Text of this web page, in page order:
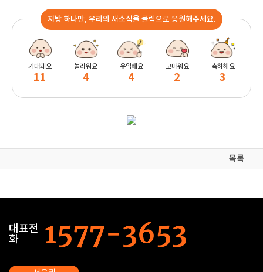
지방 하나만, 우리의 새소식을 클릭으로 응원해주세요.
기대돼요
11
놀라워요
4
유익해요
4
고마워요
2
축하해요
3
목록
대표전
화